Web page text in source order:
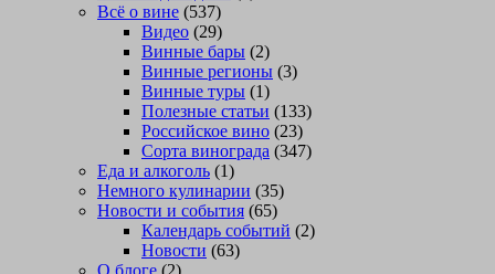
Всё о вине (537)
Видео (29)
Винные бары (2)
Винные регионы (3)
Винные туры (1)
Полезные статьи (133)
Российское вино (23)
Сорта винограда (347)
Еда и алкоголь (1)
Немного кулинарии (35)
Новости и события (65)
Календарь событий (2)
Новости (63)